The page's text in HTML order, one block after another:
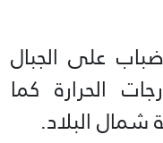
ضباب على الجبال
الحرارة كما
شمال البلاد.